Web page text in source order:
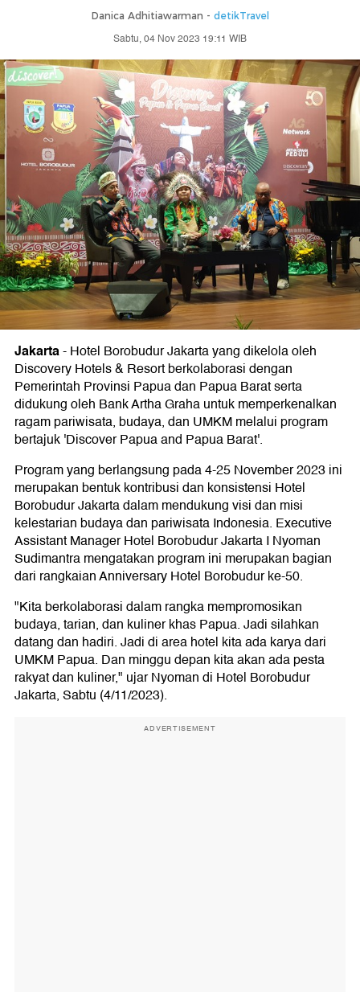
Danica Adhitiawarman - detikTravel
Sabtu, 04 Nov 2023 19:11 WIB
Jakarta-Hotel Borobudur Jakarta yang dikelola oleh
Discovery Hotels & Resort berkolaborasi dengan
Pemerintah Provinsi Papua dan Papua Barat serta
didukung oleh Bank Artha Graha untuk memperkenalkan
ragam pariwisata, budaya, dan UMKM melalui program
bertajuk 'Discover Papua and Papua Barat'.
Program yang berlangsung pada 4-25 November 2023 ini
merupakan bentuk kontribusi dan konsistensi Hotel
Borobudur Jakarta dalam mendukung visi dan misi
kelestarian budaya dan pariwisata Indonesia. Executive
Assistant Manager Hotel Borobudur Jakarta I Nyoman
Sudimantra mengatakan program ini merupakan bagian
dari rangkaian Anniversary Hotel Borobudur ke-50.
"Kita berkolaborasi dalam rangka mempromosikan
budaya, tarian, dan kuliner khas Papua. Jadi silahkan
datang dan hadiri. Jadi di area hotel kita ada karya dari
UMKM Papua. Dan minggu depan kita akan ada pesta
rakyat dan kuliner," ujar Nyoman di Hotel Borobudur
Jakarta, Sabtu (4/11/2023).
ADVERTISEMENT